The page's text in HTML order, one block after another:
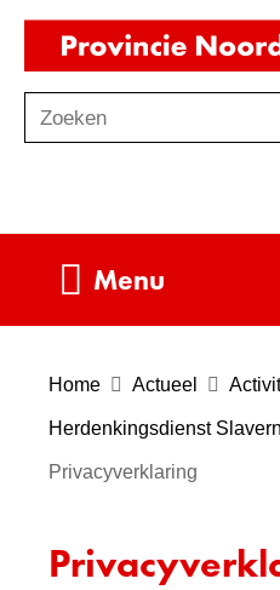
o
Zoeken
Menu
Home Actueel
Herdenkingsdienst
Privacyverklaring